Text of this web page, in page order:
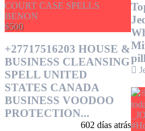
$500
+27717516203 HOUSE &
BUSINESS CLEANSING
SPELL UNITED
STATES CANADA
BUSINESS VOODOO
PROTECTION...
602 días atrás